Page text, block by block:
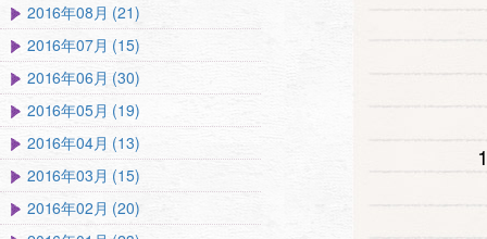
2016年08月 (21)
2016年07月 (15)
2016年06月 (30)
2016年05月 (19)
2016年04月 (13)
2016年03月 (15)
2016年02月 (20)